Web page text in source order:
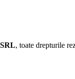
, toate drepturile